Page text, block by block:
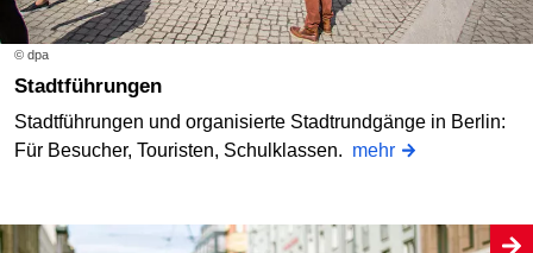
© dpa
Stadtführungen
Stadtführungen und organisierte Stadtrundgänge in Berlin:
Für Besucher, Touristen, Schulklassen. mehr